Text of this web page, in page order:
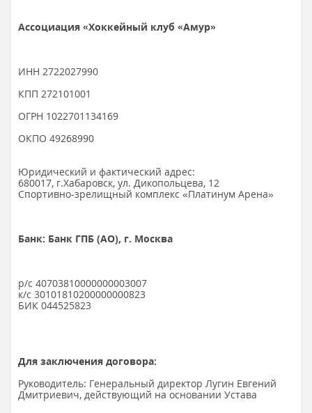
Ассоциация «Хоккейный клуб «Амур»
ИНН 2722027990
КПП 272101001
ОГРН 1022701134169
ОКПО 49268990
Юридический и фактический адрес:
680017, г.Хабаровск, ул. Дикопольцева, 12
Спортивно-зрелищный комплекс «Платинум Арена»
Банк: Банк ГПБ (АО), г. Москва
р/с 40703810000000003007
к/с 30101810200000000823
БИК 044525823
Для заключения договора:
Руководитель: Генеральный директор Лугин Евгений
Дмитриевич, действующий на основании Устава